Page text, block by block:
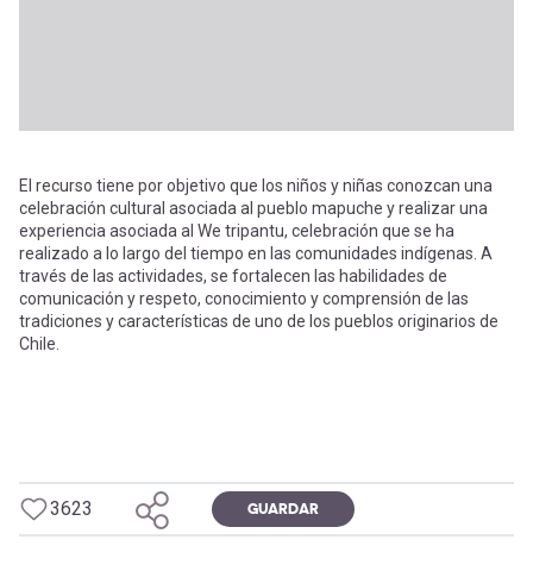
El recurso tiene por objetivo que los niños y niñas conozcan una
celebración cultural asociada al pueblo mapuche y realizar una
experiencia asociada al We tripantu, celebración que se ha
realizado a lo largo del tiempo en las comunidades indígenas. A
través de las actividades, se fortalecen las habilidades de
comunicación y respeto, conocimiento y comprensión de las
tradiciones y características de uno de los pueblos originarios de
Chile.
3623 GUARDAR